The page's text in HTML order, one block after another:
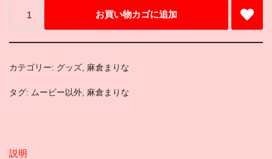
お買い物カゴに追加
カテゴリー: グッズ, 麻倉まりな
タグ: ムービー以外, 麻倉まりな
説明